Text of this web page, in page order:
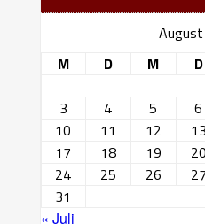
M
D M D
3
4 5 6
10
11 12 13
17
18 19 20
24
25 26 27
31
« Juli